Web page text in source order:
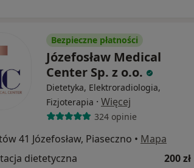
Bezpieczne płatności
Józefosław Medical
Center Sp. z o.o.
Dietetyka, Elektroradiologia,
Fizjoterapia · Więcej
324 opinie
41 Józefosław, Piaseczno • Mapa
dietetyczna
200 zł